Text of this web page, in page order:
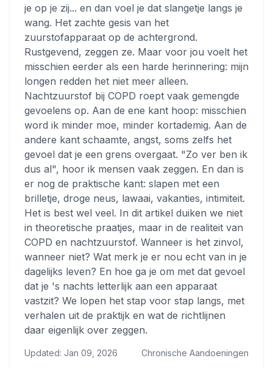
je op je zij... en dan voel je dat slangetje langs je
wang. Het zachte gesis van het
zuurstofapparaat op de achtergrond.
Rustgevend, zeggen ze. Maar voor jou voelt het
misschien eerder als een harde herinnering: mijn
longen redden het niet meer alleen.
Nachtzuurstof bij COPD roept vaak gemengde
gevoelens op. Aan de ene kant hoop: misschien
word ik minder moe, minder kortademig. Aan de
andere kant schaamte, angst, soms zelfs het
gevoel dat je een grens overgaat. "Zo ver ben ik
dus al", hoor ik mensen vaak zeggen. En dan is
er nog de praktische kant: slapen met een
brilletje, droge neus, lawaai, vakanties, intimiteit.
Het is best wel veel. In dit artikel duiken we niet
in theoretische praatjes, maar in de realiteit van
COPD en nachtzuurstof. Wanneer is het zinvol,
wanneer niet? Wat merk je er nou echt van in je
dagelijks leven? En hoe ga je om met dat gevoel
dat je 's nachts letterlijk aan een apparaat
vastzit? We lopen het stap voor stap langs, met
verhalen uit de praktijk en wat de richtlijnen
daar eigenlijk over zeggen.
Updated: Jan 09, 2026 Chronische Aandoeningen